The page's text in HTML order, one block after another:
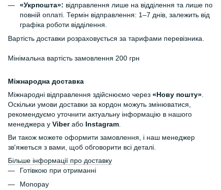
«Укрпошта»: відправлення лише на відділення та лише по
повній оплаті. Термін відправлення: 1–7 днів, залежить від
графіка роботи відділення.
Вартість доставки розраховується за тарифами перевізника.
Мінімальна вартість замовлення 200 грн
Міжнародна доставка
Міжнародні відправлення здійснюємо через «Нову пошту»
Оскільки умови доставки за кордон можуть змінюватися,
рекомендуємо уточнити актуальну інформацію в нашого
менеджера у Viberабо Instagram
Ви також можете оформити замовлення, і наш менеджер
зв'яжеться з вами, щоб обговорити всі деталі.
Більше інформації про доставку
Готівкою при отриманні
Monopay